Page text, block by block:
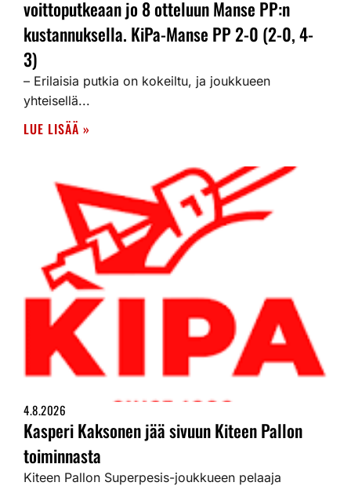
voittoputkeaan jo 8 otteluun Manse PP:n
kustannuksella. KiPa-Manse PP 2-0 (2-0, 4-
3)
– Erilaisia putkia on kokeiltu, ja joukkueen
yhteisellä...
LUE LISÄÄ »
4.8.2026
Kasperi Kaksonen jää sivuun Kiteen Pallon
toiminnasta
Kiteen Pallon Superpesis-joukkueen pelaaja